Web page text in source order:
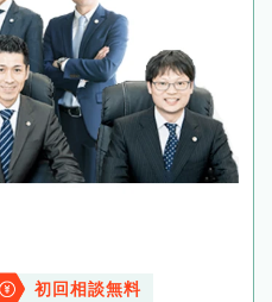
初回相談無料